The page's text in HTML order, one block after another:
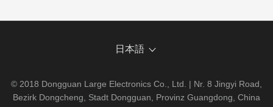
日本語
© 2018 Dongguan Large Electronics Co., Ltd. | Nr. 8 Jingyi Road,
Bezirk Dongcheng, Stadt Dongguan, Provinz Guangdong, China